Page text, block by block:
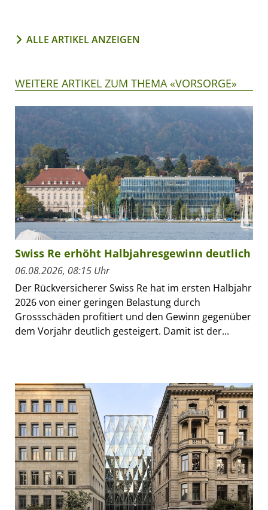
ALLE ARTIKEL ANZEIGEN
WEITERE ARTIKEL ZUM THEMA «VORSORGE»
Swiss Re erhöht Halbjahresgewinn deutlich
06.08.2026, 08:15 Uhr
Der Rückversicherer Swiss Re hat im ersten Halbjahr
2026 von einer geringen Belastung durch
Grossschäden profitiert und den Gewinn gegenüber
dem Vorjahr deutlich gesteigert. Damit ist der...